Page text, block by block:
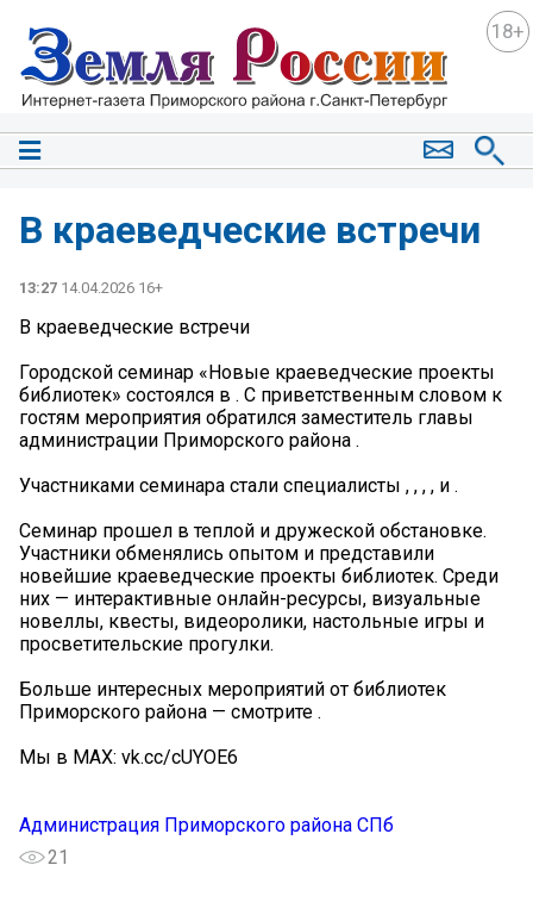
18+
В краеведческие встречи
13:27 14.04.2026 16+
В краеведческие встречи
Городской семинар «Новые краеведческие проекты
библиотек» состоялся в . С приветственным словом к
гостям мероприятия обратился заместитель главы
администрации Приморского района .
Участниками семинара стали специалисты , , , , и .
Семинар прошел в теплой и дружеской обстановке.
Участники обменялись опытом и представили
новейшие краеведческие проекты библиотек. Среди
них — интерактивные онлайн-ресурсы, визуальные
новеллы, квесты, видеоролики, настольные игры и
просветительские прогулки.
Больше интересных мероприятий от библиотек
Приморского района — смотрите .
Мы в MAX: vk.cc/cUYOE6
Администрация Приморского района СПб
21